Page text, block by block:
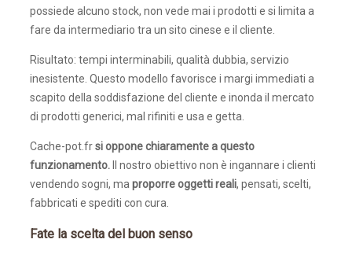
possiede alcuno stock, non vede mai i prodotti e si limita a
fare da intermediario tra un sito cinese e il cliente.
Risultato: tempi interminabili, qualità dubbia, servizio
inesistente. Questo modello favorisce i margi immediati a
scapito della soddisfazione del cliente e inonda il mercato
di prodotti generici, mal rifiniti e usa e getta.
Cache-pot.frsi oppone chiaramente a questo
funzionamento. Il nostro obiettivo non è ingannare i clienti
vendendo sogni, ma proporre oggetti reali, pensati, scelti,
fabbricati e spediti con cura.
Fate la scelta del buon senso